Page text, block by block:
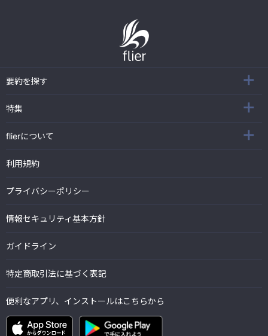
要約を探す
特集
flierについて
利用規約
プライバシーポリシー
情報セキュリティ基本方針
ガイドライン
特定商取引法に基づく表記
便利なアプリ、インストールはこちらから